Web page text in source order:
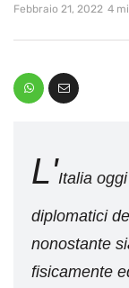
Febbraio 21, 2022 4
L'Italia
diplomatici
nonostante
fisicamente